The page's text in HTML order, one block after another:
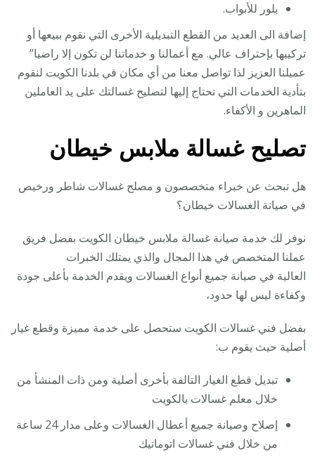
بلور للأبواب.
إضافة الى العديد من القطع التبديلية الأخرى التي نقوم ببيعها أو
تركيبها بإحتراف عالي. مع أعمالنا و خدماتنا لن تكون إلا راضيا”
عميلنا العزيز لذا تواصل معنا من أي مكان في بلدنا الكويت لنقوم
بتأدية الخدمات التي تحتاج إليها لتصليح غسالتك على يد العاملين
الماهرين و الأكفاء.
تصليح غسالة ملابس خيطان
هل تبحث عن خبراء متخصصون و مصلح غسالات شاطر ورخيص
في صيانة الغسالات خيطان؟
نوفر لك خدمة صيانة غسالة ملابس خيطان الكويت بفضل فريق
عملنا المتخصص في هذا المجال والذي يمتلك الخبرات
العالية في صيانة جميع أنواع الغسالات ويقدم الخدمة بأعلى جودة
وكفاءة ليس لها حدود،
بفضل فني غسالات الكويت ستحصل على خدمة مميزة وقطع غيار
أصلية حيث يقوم ب:
تبديل قطع الغيار التالفة بأخرى أصلية ومن ذات المنشأ من
خلال معلم غسالات بالكويت
إصلاح وصيانة جميع أعطال الغسالات وعلى مدار 24 ساعة
من خلال فني غسالات اتوماتيك